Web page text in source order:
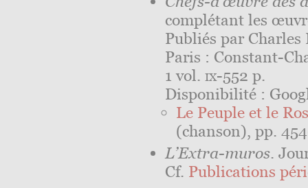
complétant les
Publiés par Charles
Paris : Constant-
1 vol. ix-552 p.
Disponibilité :
Le Peuple et le
(chanson), pp.
L’Extra-muros.
Cf. Publications